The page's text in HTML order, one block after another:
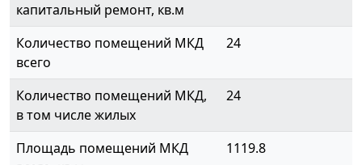
капитальный ремонт, кв.м
Количество помещений МКД
всего
24
Количество помещений МКД,
в том числе жилых
24
Площадь помещений МКД
1119.8